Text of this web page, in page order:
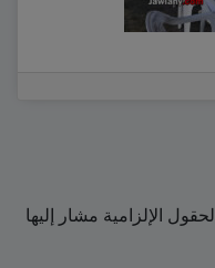
الحقول الإلزامية مشار إليها